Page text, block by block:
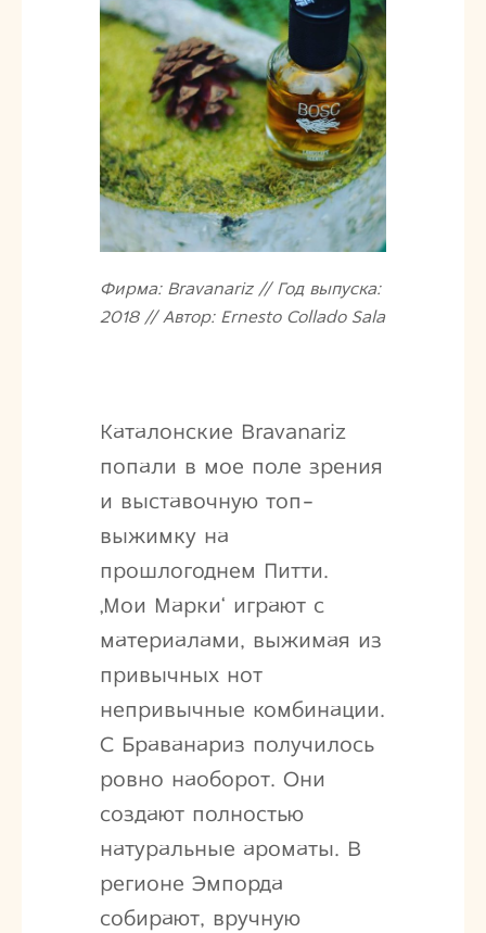
Фирма: Bravanariz // Год выпуска:
2018 // Автор: Ernesto Collado Sala
Каталонские Bravanariz
попали в мое поле зрения
и выставочную топ-
выжимку на
прошлогоднем Питти.
‚Мои Марки‘ играют с
материалами, выжимая из
привычных нот
непривычные комбинации.
С Браванариз получилось
ровно наоборот. Они
создают полностью
натуральные ароматы. В
регионе Эмпорда
собирают, вручную